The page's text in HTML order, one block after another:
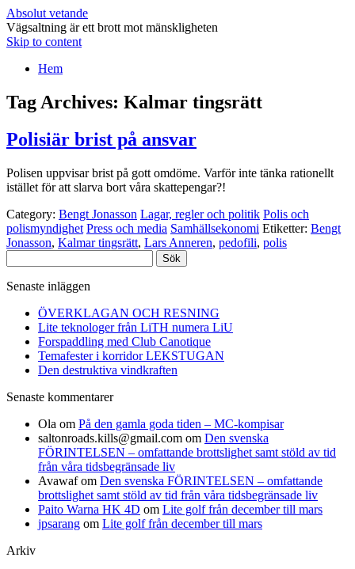
Absolut vetande
Vägsaltning är ett brott mot mänskligheten
Skip to content
Hem
Tag Archives: Kalmar tingsrätt
Polisiär brist på ansvar
Polisen uppvisar brist på gott omdöme. Varför inte tänka rationellt
istället för att slarva bort våra skattepengar?!
Category: Bengt Jonasson Lagar, regler och politik Polis och
polismyndighet Press och media Samhällsekonomi Etiketter: Bengt
Jonasson, Kalmar tingsrätt, Lars Anneren, pedofili, polis
efter:
Senaste inläggen
ÖVERKLAGAN OCH RESNING
Lite teknologer från LiTH numera LiU
Forspaddling med Club Canotique
Temafester i korridor LEKSTUGAN
Den destruktiva vindkraften
Senaste kommentarer
Ola om På den gamla goda tiden – MC-kompisar
saltonroads.kills@gmail.com om Den svenska
FÖRINTELSEN – omfattande brottslighet samt stöld av tid
från våra tidsbegränsade liv
Avawafom Den svenska FÖRINTELSEN – omfattande
brottslighet samt stöld av tid från våra tidsbegränsade liv
Paito Warna HK 4D om Lite golf från december till mars
jpsarang om Lite golf från december till mars
Arkiv